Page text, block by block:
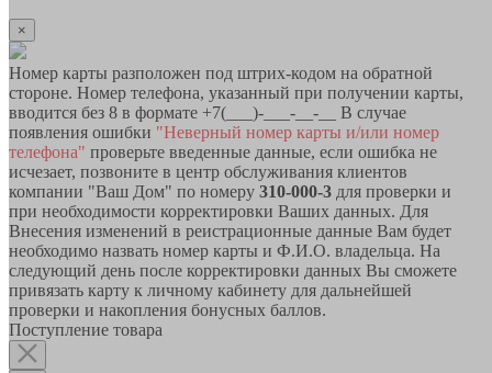
×
Номер карты разположен под штрих-кодом на обратной
стороне. Номер телефона, указанный при получении карты,
вводится без 8 в формате +7(___)-___-__-__ В случае
появления ошибки "Неверный номер карты и/или номер
телефона" проверьте введенные данные, если ошибка не
исчезает, позвоните в центр обслуживания клиентов
компании "Ваш Дом" по номеру 310-000-3 для проверки и
при необходимости корректировки Ваших данных. Для
Внесения изменений в реистрационные данные Вам будет
необходимо назвать номер карты и Ф.И.О. владельца. На
следующий день после корректировки данных Вы сможете
привязать карту к личному кабинету для дальнейшей
проверки и накопления бонусных баллов.
Поступление товара